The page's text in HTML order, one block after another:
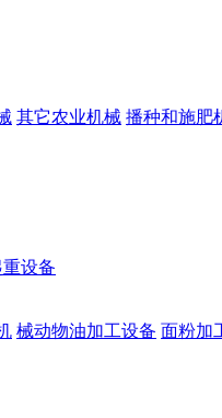
其它农业机械 播种和施肥
设备
械动物油加工设备 面粉加